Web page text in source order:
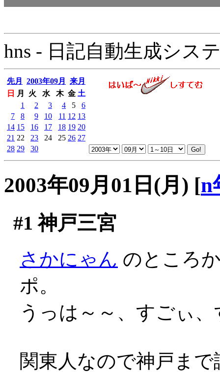
hns - 日記自動生成シス
先月 2003年09月
来月
日
月 火 水 木 金 土
1
2 3 4 5
6
7
8 9 10 11 12 13
14 15 16 17 18 19 20
21 22 23 24 25 26 27
28 29 30
2003年09月01日(月) [n
#1 神戸三宮
さかにゃん のところ
ポ。
うっは～～、すごぃ
関東人なので神戸ま